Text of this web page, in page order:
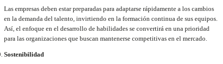
Las empresas deben estar preparadas para adaptarse rápidamente a los cambios
en la demanda del talento, invirtiendo en la formación continua de sus equipos.
Así, el enfoque en el desarrollo de habilidades se convertirá en una prioridad
para las organizaciones que buscan mantenerse competitivas en el mercado.
Sostenibilidad